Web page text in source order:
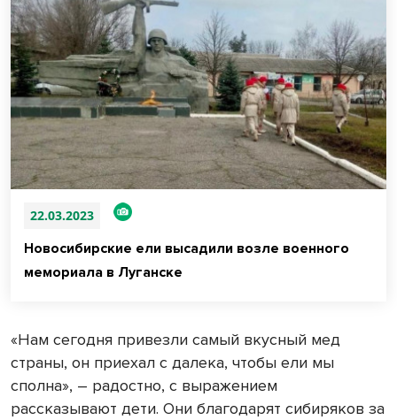
22.03.2023
Новосибирские ели высадили возле военного
мемориала в Луганске
«Нам сегодня привезли самый вкусный мед
страны, он приехал с далека, чтобы ели мы
сполна», – радостно, с выражением
рассказывают дети. Они благодарят сибиряков за